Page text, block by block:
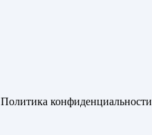
Политика конфиденциальности